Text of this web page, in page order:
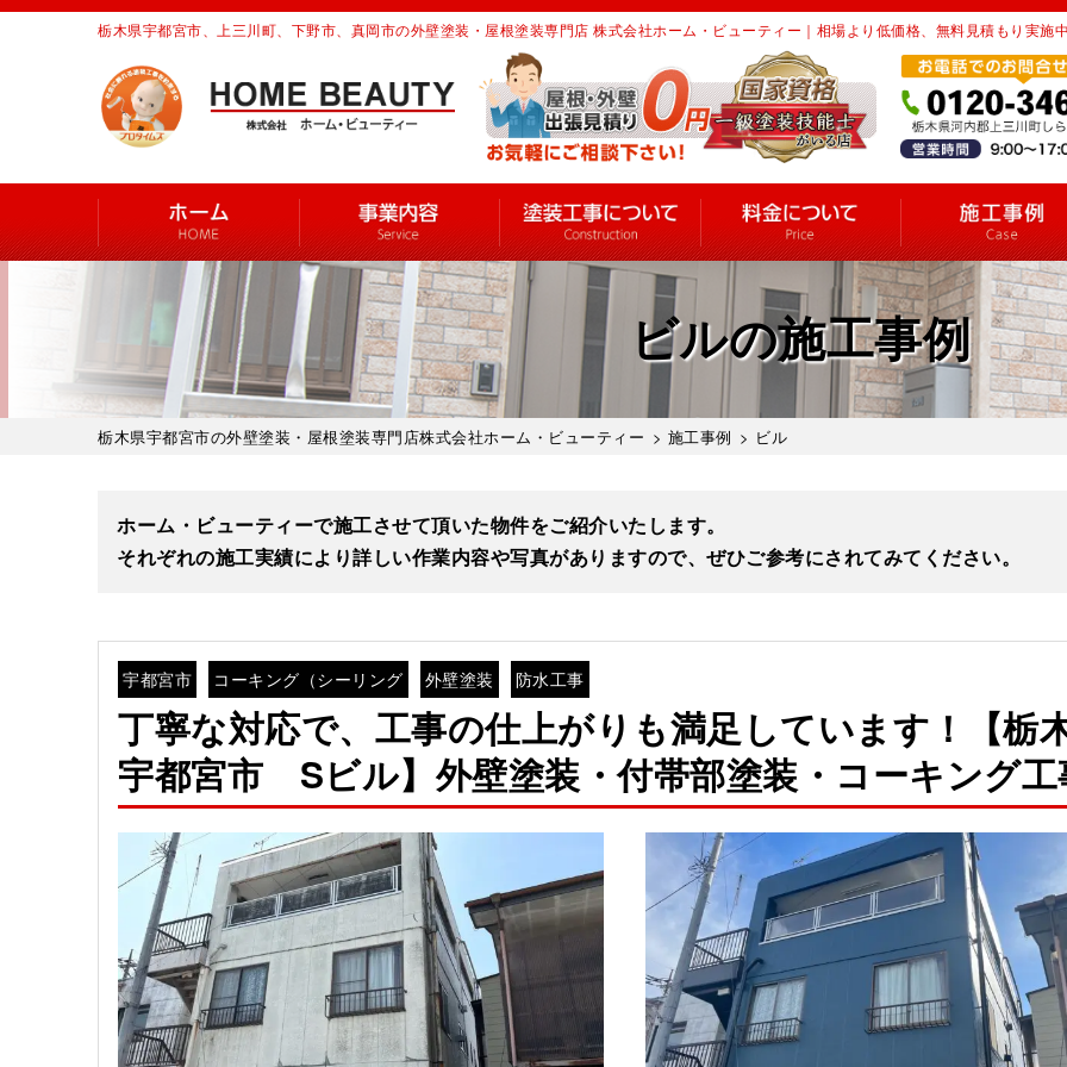
栃木県宇都宮市、上三川町、下野市、真岡市の外壁塗装・屋根塗装専門店 株式会社ホーム・ビューティー｜相場より低価格、無料見積もり実施
ビルの施工事例
栃木県宇都宮市の外壁塗装・屋根塗装専門店株式会社ホーム・ビューティー > 施工事例 > ビル
ホーム・ビューティーで施工させて頂いた物件をご紹介いたします。
それぞれの施工実績により詳しい作業内容や写真がありますので、ぜひご参考にされてみてください。
宇都宮市 コーキング（シーリング 外壁塗装 防水工事
丁寧な対応で、工事の仕上がりも満足しています！【栃
宇都宮市 Sビル】外壁塗装・付帯部塗装・コーキング工